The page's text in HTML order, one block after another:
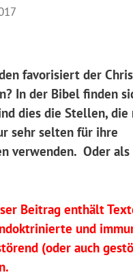
favorisiert der
In der Bibel finden
dies die Stellen,
sehr selten für ihre
verwenden. Oder als
Beitrag enthält
und
(oder auch